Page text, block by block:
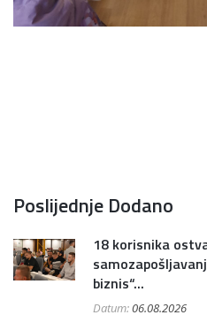
Poslijednje Dodano
18 korisnika
biznis“...
Datum:06.08.2026